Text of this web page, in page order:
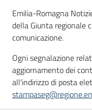
Agenzia
di
informazione
e
comunicazione
Emilia-Romagna
della Giunta regionale
comunicazione.
Ogni segnalazione
aggiornamento dei
all'indirizzo di posta